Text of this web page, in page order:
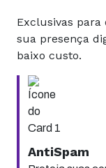
Exclusivas para
sua presença
baixo custo.
AntiSpam